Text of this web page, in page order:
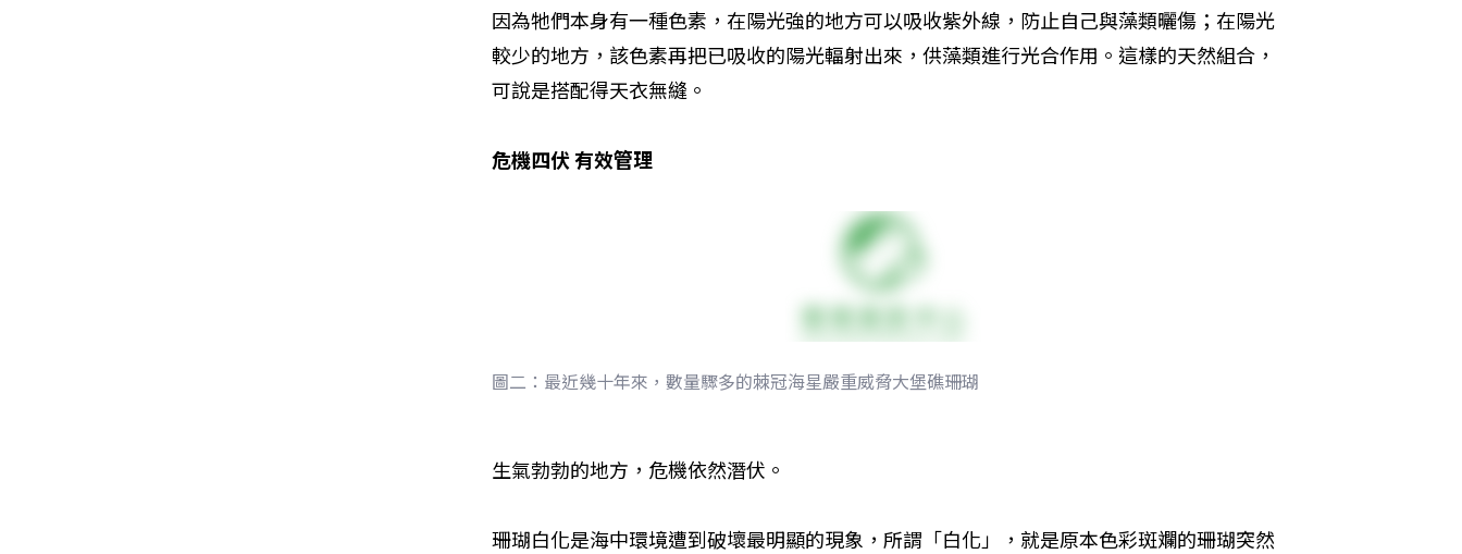
因為牠們本身有一種色素，在陽光強的地方可以吸收紫外線，防止自己與藻類曬傷；在陽光
較少的地方，該色素再把已吸收的陽光輻射出來，供藻類進行光合作用。這樣的天然組合，
可說是搭配得天衣無縫。
危機四伏 有效管理
圖二：最近幾十年來，數量驟多的棘冠海星嚴重威脅大堡礁珊瑚
生氣勃勃的地方，危機依然潛伏。
珊瑚白化是海中環境遭到破壞最明顯的現象，所謂「白化」，就是原本色彩斑斕的珊瑚突然